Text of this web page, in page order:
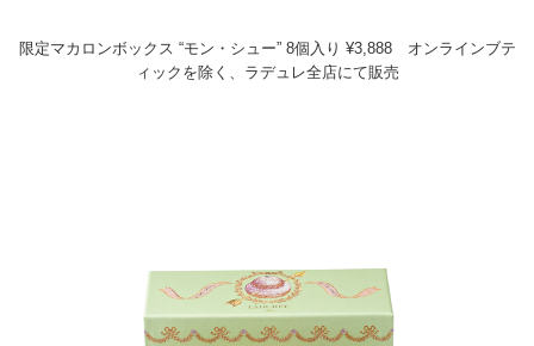
限定マカロンボックス “モン・シュー” 8個入り ¥3,888 オンラインブテ
ィックを除く、ラデュレ全店にて販売